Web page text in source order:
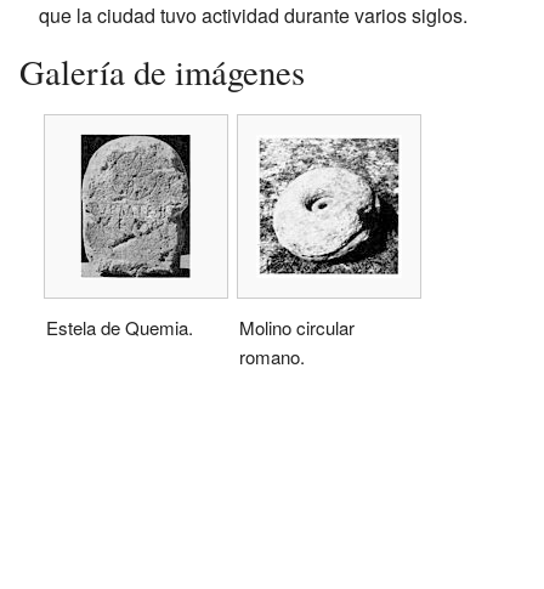
que la ciudad tuvo actividad durante varios siglos.
Galería de imágenes
Estela de Quemia.
Molino circular
romano.